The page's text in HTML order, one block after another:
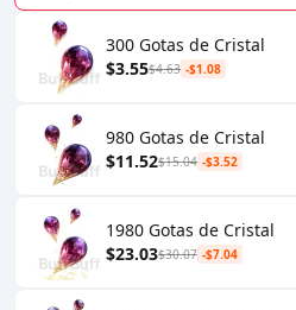
300 Gotas de Cristal
$3.55$4.63 -$1.08
980 Gotas de Cristal
$11.52$15.04 -$3.52
1980 Gotas de Cristal
$23.03$30.07 -$7.04